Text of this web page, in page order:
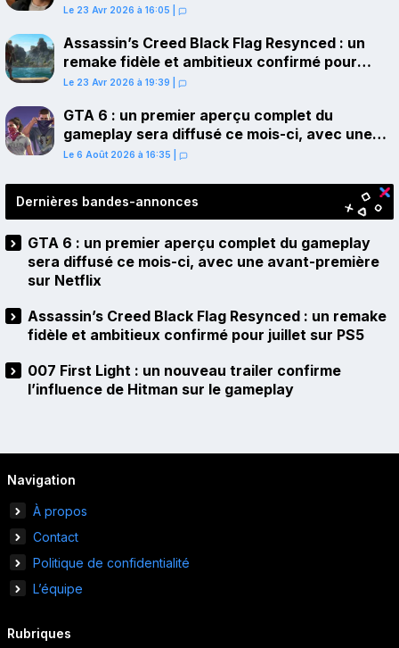
Le 23 Avr 2026 à 16:05
Assassin’s Creed Black Flag Resynced : un
remake fidèle et ambitieux confirmé pour
juillet sur PS5
Le 23 Avr 2026 à 19:39
GTA 6 : un premier aperçu complet du
gameplay sera diffusé ce mois-ci, avec une
avant-première sur Netflix
Le 6 Août 2026 à 16:35
Dernières bandes-annonces
GTA 6 : un premier aperçu complet du gameplay
sera diffusé ce mois-ci, avec une avant-première
sur Netflix
Assassin’s Creed Black Flag Resynced : un remake
fidèle et ambitieux confirmé pour juillet sur PS5
007 First Light : un nouveau trailer confirme
l’influence de Hitman sur le gameplay
Navigation
À propos
Contact
Politique de confidentialité
L’équipe
Rubriques